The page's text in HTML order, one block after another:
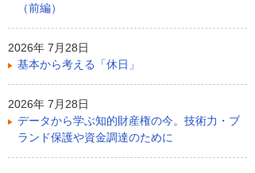
（前編）
2026年 7月28日
基本から考える「休日」
2026年 7月28日
データから学ぶ知的財産権の今。技術力・ブ
ランド保護や資金調達のために